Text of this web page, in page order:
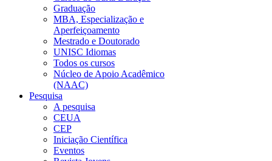
Graduação
MBA, Especialização e
Aperfeiçoamento
Mestrado e Doutorado
UNISC Idiomas
Todos os cursos
Núcleo de Apoio Acadêmico
(NAAC)
Pesquisa
A pesquisa
CEUA
CEP
Iniciação Científica
Eventos